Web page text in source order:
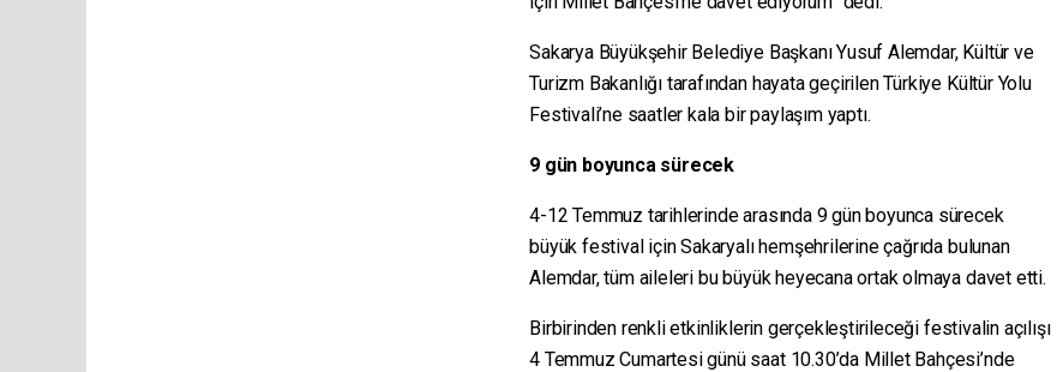
Sakarya Büyükşehir Belediye Başkanı Yusuf Alemdar, Kültür ve
Turizm Bakanlığı tarafından hayata geçirilen Türkiye Kültür Yolu
Festivali’ne saatler kala bir paylaşım yaptı.
9 gün boyunca sürecek
4-12 Temmuz tarihlerinde arasında 9 gün boyunca sürecek
büyük festival için Sakaryalı hemşehrilerine çağrıda bulunan
Alemdar, tüm aileleri bu büyük heyecana ortak olmaya davet etti.
Birbirinden renkli etkinliklerin gerçekleştirileceği festivalin açılışı
4 Temmuz Cumartesi günü saat 10.30’da Millet Bahçesi’nde